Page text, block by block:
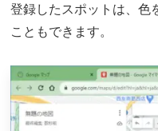
登録したスポットは、色
こともできます。